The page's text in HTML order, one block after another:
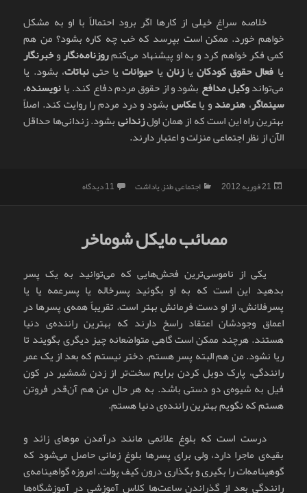
خلاصه سراغ خیلی از کارها اگر برود احتمالاً با او به مشکل
خواهم خورد. ممکن است بپرسد که خب چه کاره بشود؟ من هم
کمی فکر خواهم کرد و به او پیشنهاد می‌کنمروزنامه‌نگاروخبرنگار
یا فعال حقوق کودکانیازنان یاحیواناتیا حتینباتات، بشود. یا
می‌تواندوکیل مدافع بشود و از حقوق مردم دفاع کند. یانویسنده،
سینماگر، هنرمندو یاعکاسبشود و درد مردم را روایت کند. اصلاً
بهترین راه این است که از همان اولزندانیبشود. زندانی‌ها حداقل
الآن از نظر اجتماعی منزلت و اعتبار دارند.
ارسال
21 فوریه 2012 دسته‌ها
اجتماعی,طنز,یاداشت 11 دیدگاه برای کبوتر بچه کرده
مصائب مایکل شوماخر
یکی از ناموسی‌ترین فحش‌هایی که می‌توانید به یک پسر
بدهید این است که به او بگوئید پسرخاله یا پسرعمه یا یا
پسرفلانش، از او دست فرمانش بهتر است. تقریباً همه‌ی پسرها در
اعماق وجودشان اعتقاد راسخ دارند که بهترین راننده‌ی دنیا
هستند. هرچند ممکن است گاهی متواضعانه چیز دیگری بگویند تا
ریا نشود. من هم البته پسر هستم. دختر نیستم که بعد از یک عمر
رانندگی، پارک دوبل کردن برایم سخت‌تر از زدن شمشیر در کون
فیل به شیوه‌ی دو دستی باشد. به هر حال من هم آن‌قدر فروتن
هستم که نگویم بهترین راننده‌ی دنیا هستم.
درست است که بلوغ علائمی مانند درآمدن موهای زائد و
بقیه‌ی ماجرا دارد، ولی برای پسرها بلوغ زمانی حاصل می‌شود که
گوهینامه‌ات را بگیری و بگذاری درون کیف پولت. امروزه گواهینامه‌ی
رانندگی بعد از گذراندن ساعت‌ها کلاس آموزشی در آموزشگاه‌ها